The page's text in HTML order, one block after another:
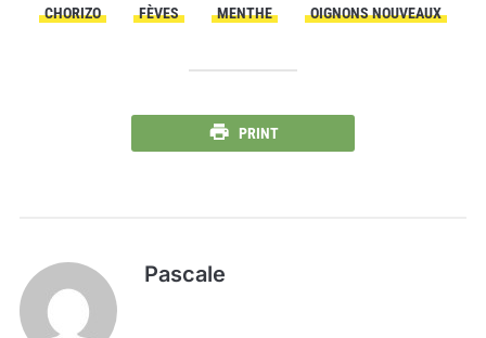
CHORIZO FÈVES MENTHE OIGNONS NOUVEAUX
PRINT
Pascale